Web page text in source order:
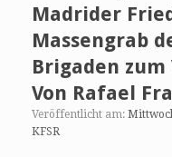
Madrider
Massengrab
Brigaden
Von Rafael
Veröffentlicht am:
KFSR